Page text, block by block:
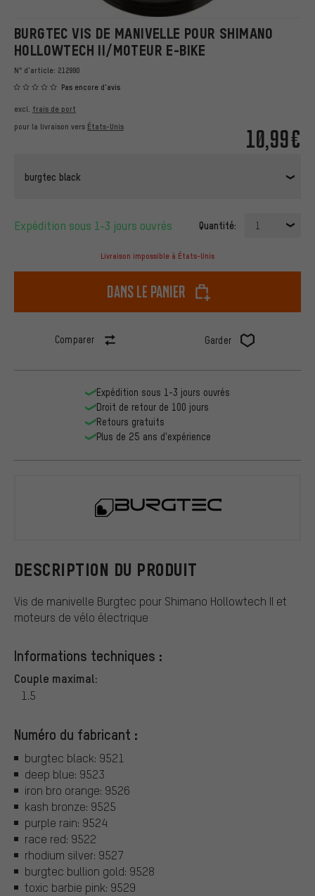
BURGTEC VIS DE MANIVELLE POUR SHIMANO
HOLLOWTECH II/MOTEUR E-BIKE
N° d'article: 212990
Pas encore d'avis
10,99€
excl. frais de port
pour la livraison vers États-Unis
burgtec black
Expédition sous 1-3 jours ouvrés Quantité: 1
Livraison impossible à États-Unis
dans le panier
Comparer Garder
DESCRIPTION DU PRODUIT
Vis de manivelle Burgtec pour Shimano Hollowtech II et
moteurs de vélo électrique
Informations techniques :
Couple maximal:
1.5
Numéro du fabricant :
burgtec black: 9521
deep blue: 9523
iron bro orange: 9526
kash bronze: 9525
purple rain: 9524
race red: 9522
rhodium silver: 9527
burgtec bullion gold: 9528
toxic barbie pink: 9529
Expédition sous 1-3 jours ouvrés
Droit de retour de 100 jours
Retours gratuits
Plus de 25 ans d'expérience
Burgtec